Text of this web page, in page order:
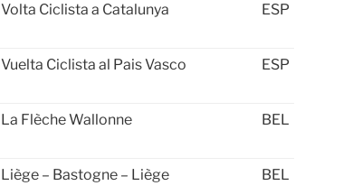
Volta Ciclista a Catalunya ESP
Vuelta Ciclista al Pais Vasco ESP
La Flèche Wallonne BEL
Liège – Bastogne – Liège BEL